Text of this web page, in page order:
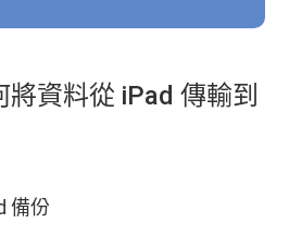
資料從 iPad 傳輸到
備份